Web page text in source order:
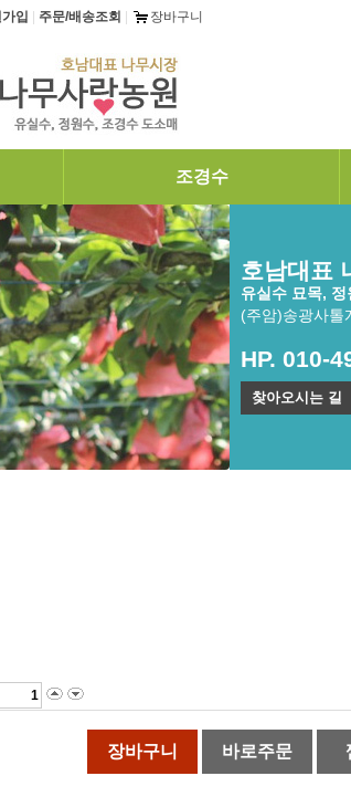
입 주문/배송조회 장바구니
조경수
호남대표
유실수 묘목,
(주암)송광사톨
HP. 010-
찾아오시는 길
장바구니 바로주문